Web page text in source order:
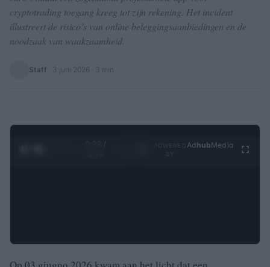
cryptotrading toegang kreeg tot zijn rekening. Het incident
illustreert de risico’s van online beleggingsaanbiedingen en de
noodzaak van waakzaamheid.
Staff 3 juni 2026 · 3 min
0:29 /
Ad hubMedia